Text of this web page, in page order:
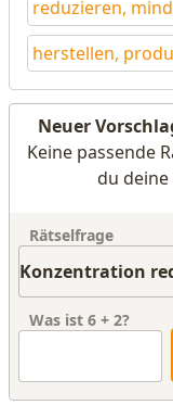
reduzieren,
herstellen,
Neuer
Keine passende
du deine
Rätselfrage
Was ist 6 + 2?